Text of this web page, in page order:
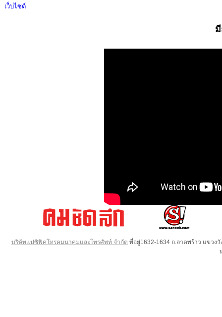
เว็บไซต์
บริษัทแปซิฟิคโทรคมนาคมและโทรศัพท์ จำกัด ที่อยู่1632-1634 ถ.ลาดพร้าว แขวง